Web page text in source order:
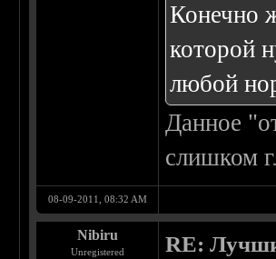
Конечно
которой
любой
Данное
слишком
08-09-2011, 08:32 AM
Nibiru
Unregistered RE: